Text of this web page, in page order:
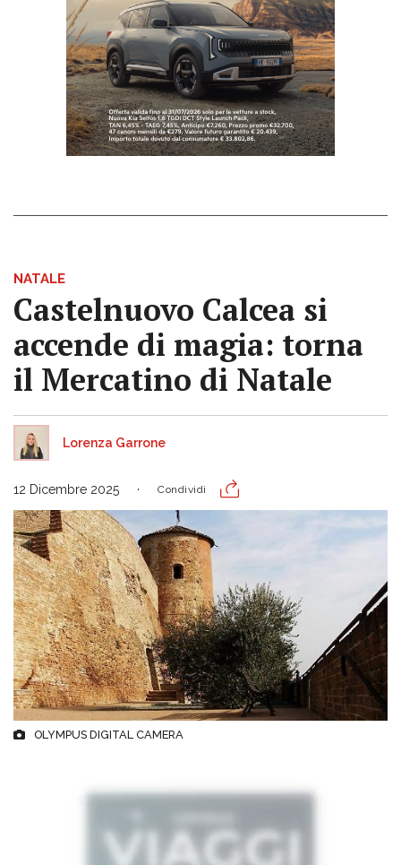
NATALE
Castelnuovo Calcea si
accende di magia: torna
il Mercatino di Natale
Lorenza Garrone
12 Dicembre 2025 Condividi
OLYMPUS DIGITAL CAMERA